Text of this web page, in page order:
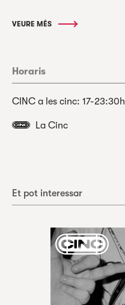
VEURE MÉS
Horaris
CINC a les cinc: 17-23:30h
La Cinc
Et pot interessar